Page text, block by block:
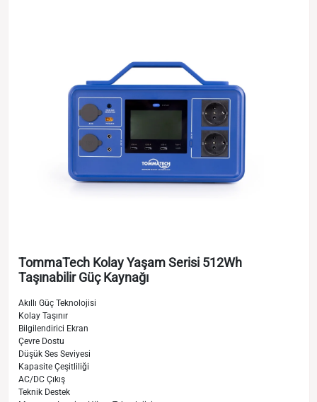
TommaTech Kolay Yaşam Serisi 512Wh
Taşınabilir Güç Kaynağı
Akıllı Güç Teknolojisi
Kolay Taşınır
Bilgilendirici Ekran
Çevre Dostu
Düşük Ses Seviyesi
Kapasite Çeşitliliği
AC/DC Çıkış
Teknik Destek